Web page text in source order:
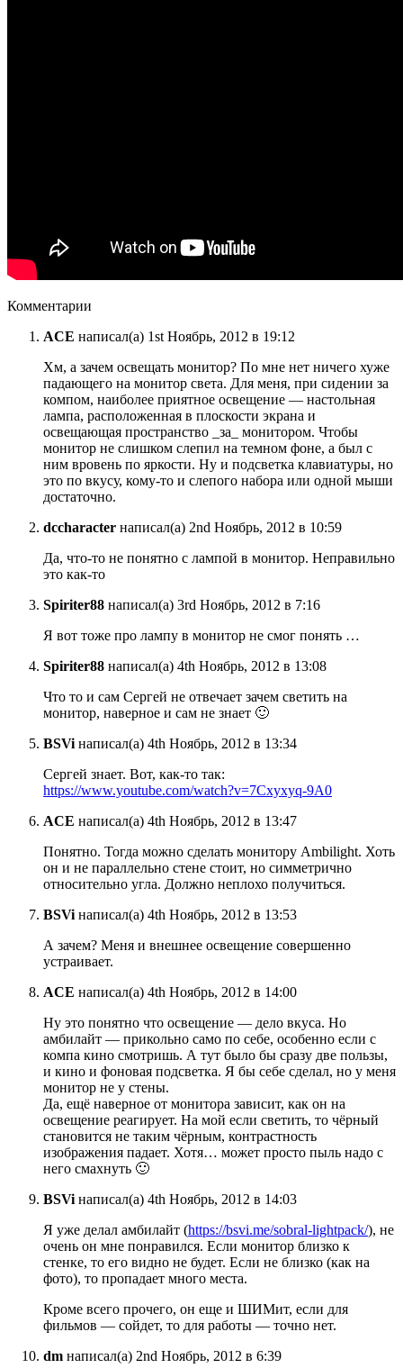
Комментарии
ACE написал(а) 1st Ноябрь, 2012 в 19:12
Хм, а зачем освещать монитор? По мне нет ничего хуже
падающего на монитор света. Для меня, при сидении за
компом, наиболее приятное освещение — настольная
лампа, расположенная в плоскости экрана и
освещающая пространство _за_ монитором. Чтобы
монитор не слишком слепил на темном фоне, а был с
ним вровень по яркости. Ну и подсветка клавиатуры, но
это по вкусу, кому-то и слепого набора или одной мыши
достаточно.
dccharacter написал(а) 2nd Ноябрь, 2012 в 10:59
Да, что-то не понятно с лампой в монитор. Неправильно
это как-то
Spiriter88 написал(а) 3rd Ноябрь, 2012 в 7:16
Я вот тоже про лампу в монитор не смог понять …
Spiriter88 написал(а) 4th Ноябрь, 2012 в 13:08
Что то и сам Сергей не отвечает зачем светить на
монитор, наверное и сам не знает 🙂
BSVi написал(а) 4th Ноябрь, 2012 в 13:34
Сергей знает. Вот, как-то так:
https://www.youtube.com/watch?v=7Cxyxyq-9A0
ACE написал(а) 4th Ноябрь, 2012 в 13:47
Понятно. Тогда можно сделать монитору Ambilight. Хоть
он и не параллельно стене стоит, но симметрично
относительно угла. Должно неплохо получиться.
BSVi написал(а) 4th Ноябрь, 2012 в 13:53
А зачем? Меня и внешнее освещение совершенно
устраивает.
ACE написал(а) 4th Ноябрь, 2012 в 14:00
Ну это понятно что освещение — дело вкуса. Но
амбилайт — прикольно само по себе, особенно если с
компа кино смотришь. А тут было бы сразу две пользы,
и кино и фоновая подсветка. Я бы себе сделал, но у меня
монитор не у стены.
Да, ещё наверное от монитора зависит, как он на
освещение реагирует. На мой если светить, то чёрный
становится не таким чёрным, контрастность
изображения падает. Хотя… может просто пыль надо с
него смахнуть 🙂
BSVi написал(а) 4th Ноябрь, 2012 в 14:03
Я уже делал амбилайт (https://bsvi.me/sobral-lightpack/), не
очень он мне понравился. Если монитор близко к
стенке, то его видно не будет. Если не близко (как на
фото), то пропадает много места.
Кроме всего прочего, он еще и ШИМит, если для
фильмов — сойдет, то для работы — точно нет.
dm написал(а) 2nd Ноябрь, 2012 в 6:39